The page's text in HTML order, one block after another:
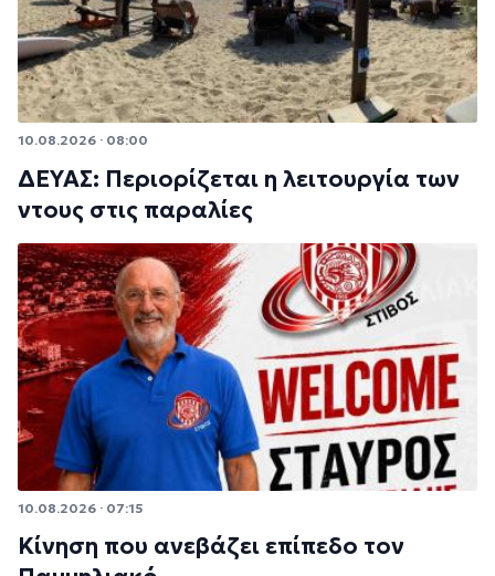
10.08.2026 · 08:00
ΔΕΥΑΣ: Περιορίζεται η λειτουργία των
ντους στις παραλίες
10.08.2026 · 07:15
Κίνηση που ανεβάζει επίπεδο τον